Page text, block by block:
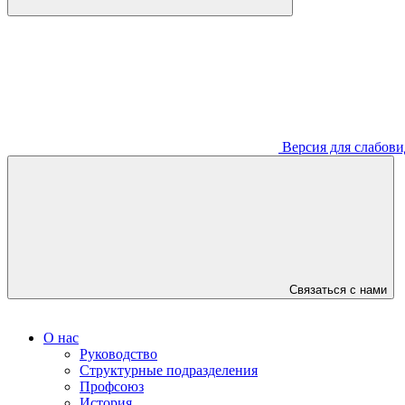
Версия для
Связаться с нами
О нас
Руководство
Структурные подразделения
Профсоюз